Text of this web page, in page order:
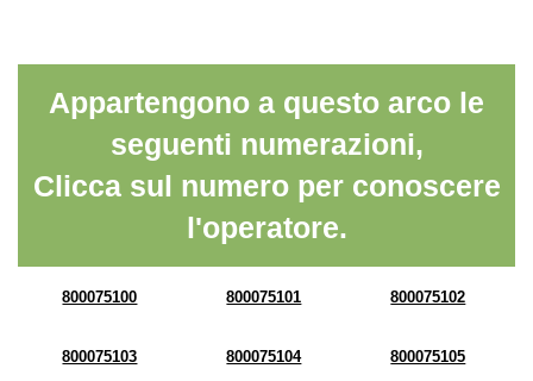
Appartengono a questo arco le
seguenti numerazioni,
Clicca sul numero per conoscere
l'operatore.
800075100 800075101 800075102
800075103 800075104 800075105